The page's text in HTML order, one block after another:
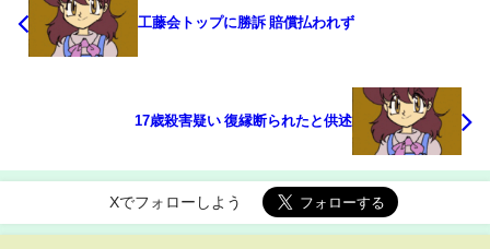
工藤会トップに勝訴 賠償払われず
17歳殺害疑い 復縁断られたと供述
Xでフォローしよう